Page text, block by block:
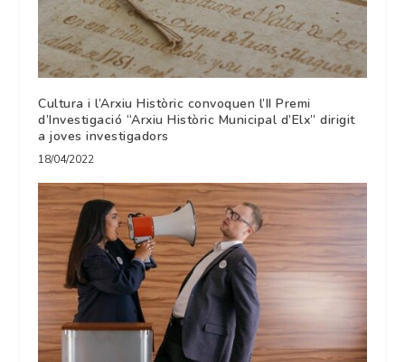
Cultura i l’Arxiu Històric convoquen l’II Premi
d’Investigació “Arxiu Històric Municipal d’Elx” dirigit
a joves investigadors
18/04/2022